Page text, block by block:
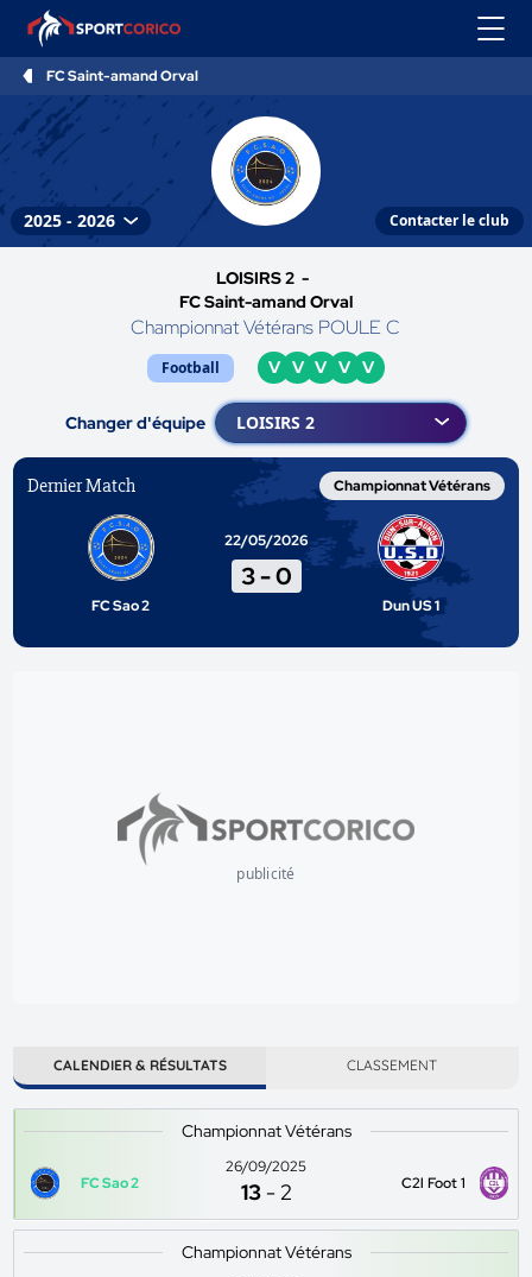
FC Saint-amand Orval
Contacter le club
LOISIRS 2 -
FC Saint-amand Orval
Championnat Vétérans POULE C
Football V V V V V
Changer d'équipe
Dernier Match Championnat Vétérans
FC Sao 2
22/05/2026
3-0
Dun US 1
publicité
CALENDIER & RÉSULTATS CLASSEMENT
Championnat Vétérans
FC Sao 2
26/09/2025
13 -2 C2l Foot 1
Championnat Vétérans